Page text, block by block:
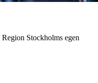
Stockholms egen